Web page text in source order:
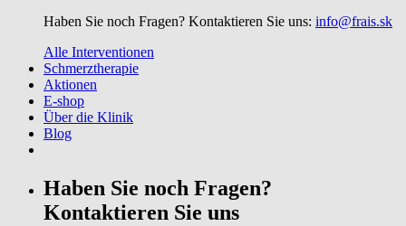
Haben Sie noch Fragen? Kontaktieren Sie uns: info@frais.sk
Alle Interventionen
Schmerztherapie
Aktionen
E-shop
Über die Klinik
Blog
Haben Sie noch Fragen?
Kontaktieren Sie uns